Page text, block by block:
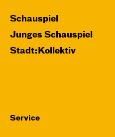
Schauspiel
Junges Schauspiel
Stadt:Kollektiv
Service